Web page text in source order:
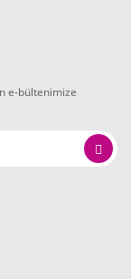
e-bültenimize